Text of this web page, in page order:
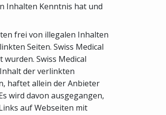
Inhalten Kenntnis hat und
frei von illegalen Inhalten
Seiten. Swiss Medical
Swiss Medical
der verlinkten
haftet allein der Anbieter
wird davon ausgegangen,
auf Webseiten mit